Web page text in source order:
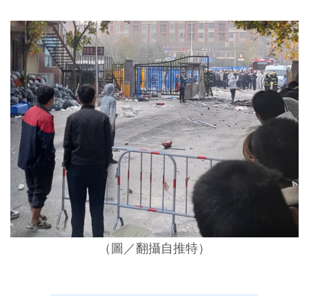
（圖／翻攝自推特）